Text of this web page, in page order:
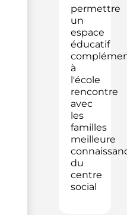
permettre
un
espace
éducatif
à
l'école
rencontre
avec
les
familles
meilleure
du
centre
social